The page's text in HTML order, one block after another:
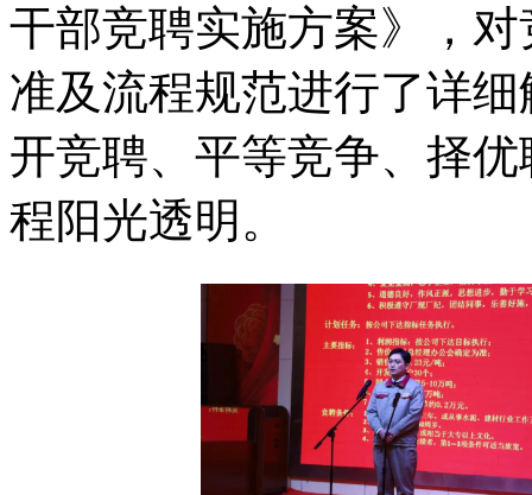
干部竞聘实施方案》，
准及流程规范进行了详
开竞聘、平等竞争、择
程阳光透明。